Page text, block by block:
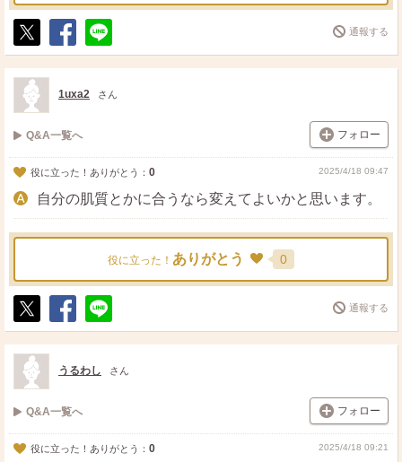
ポ
ス
ト
シ
ェ
送
る
通報する
1uxa2 さん
Q&A一覧へ フォロー
役に立った！ありがとう： 0 2025/4/18 09:47
自分の肌質とかに合うなら変えてよいかと思います。
役に立った！ ありがとう 0
ポ
ス
ト
シ
ェ
送
る
通報する
うるわし さん
Q&A一覧へ フォロー
役に立った！ありがとう： 0 2025/4/18 09:21